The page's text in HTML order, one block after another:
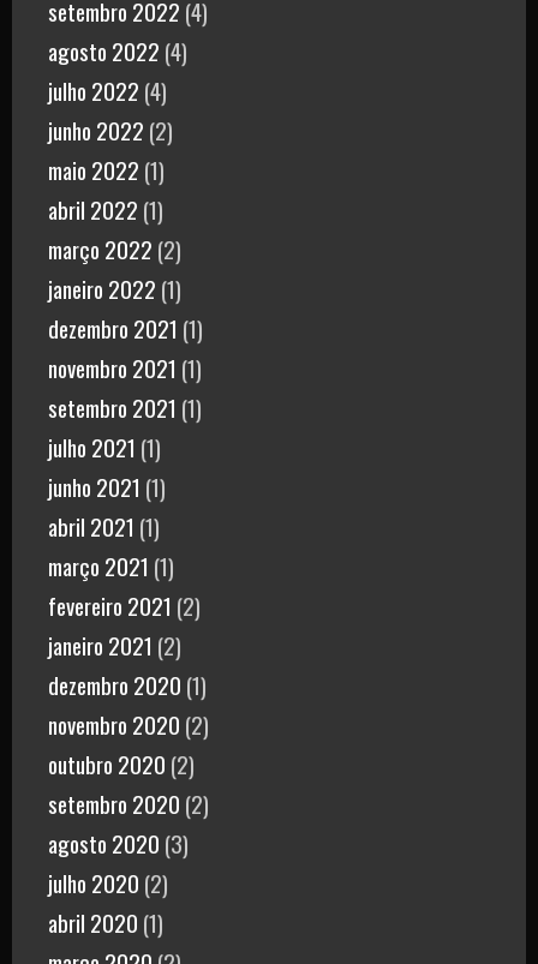
setembro 2022 (4)
agosto 2022 (4)
julho 2022 (4)
junho 2022 (2)
maio 2022 (1)
abril 2022 (1)
março 2022 (2)
janeiro 2022 (1)
dezembro 2021 (1)
novembro 2021 (1)
setembro 2021 (1)
julho 2021 (1)
junho 2021 (1)
abril 2021 (1)
março 2021 (1)
fevereiro 2021 (2)
janeiro 2021 (2)
dezembro 2020 (1)
novembro 2020 (2)
outubro 2020 (2)
setembro 2020 (2)
agosto 2020 (3)
julho 2020 (2)
abril 2020 (1)